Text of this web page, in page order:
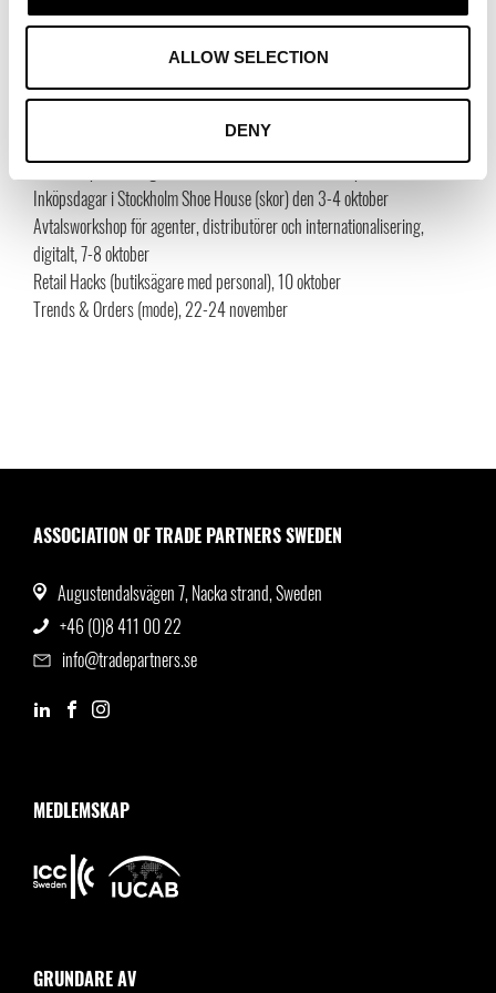
ALLOW SELECTION
DENY
Denna säsong i Stockholm Fashion District:
Days of Trade, Stockholm (hem & inredning) den 23-24 augusti
Prisceremoni, Encouragement for Action 2021 & talks, 1 september
Inköpsdagar i Stockholm Shoe House (skor) den 12-13 september
Branschspecifika digitala nätverksmöten den 14-15 september
Inköpsdagar i Stockholm Shoe House (skor) den 3-4 oktober
Avtalsworkshop för agenter, distributörer och internationalisering,
digitalt, 7-8 oktober
Retail Hacks (butiksägare med personal), 10 oktober
Trends & Orders (mode), 22-24 november
ASSOCIATION OF TRADE PARTNERS SWEDEN
Augustendalsvägen 7, Nacka strand, Sweden
+46 (0)8 411 00 22
info@tradepartners.se
MEDLEMSKAP
GRUNDARE AV